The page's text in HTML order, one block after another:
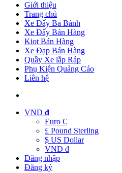
Giới thiệu
Trang chủ
Xe Đẩy Ba Bánh
Xe Đẩy Bán Hàng
Kiot Bán Hàng
Xe Đạp Bán Hàng
Quầy Xe lắp Ráp
Phụ Kiện Quảng Cáo
Liên hệ
VND đ
Euro €
£ Pound Sterling
$ US Dollar
VND đ
Đăng nhập
Đăng ký